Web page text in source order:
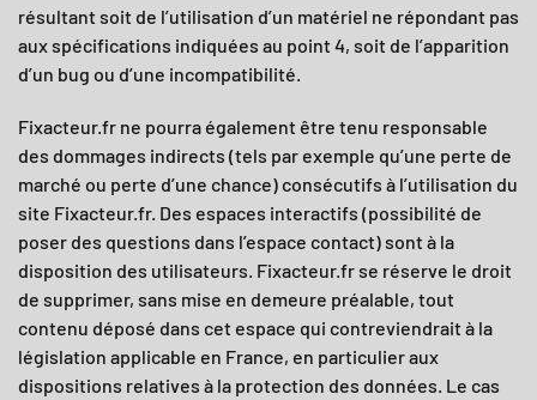
résultant soit de l’utilisation d’un matériel ne répondant pas
aux spécifications indiquées au point 4, soit de l’apparition
d’un bug ou d’une incompatibilité.
Fixacteur.fr ne pourra également être tenu responsable
des dommages indirects (tels par exemple qu’une perte de
marché ou perte d’une chance) consécutifs à l’utilisation du
site Fixacteur.fr. Des espaces interactifs (possibilité de
poser des questions dans l’espace contact) sont à la
disposition des utilisateurs. Fixacteur.fr se réserve le droit
de supprimer, sans mise en demeure préalable, tout
contenu déposé dans cet espace qui contreviendrait à la
législation applicable en France, en particulier aux
dispositions relatives à la protection des données. Le cas